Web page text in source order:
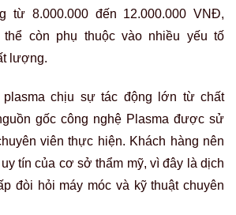
từ 8.000.000 đến 12.000.000 VNĐ,
còn phụ thuộc vào nhiều yếu tố
lượng.
chịu sự tác động lớn từ chất
gốc công nghệ Plasma được sử
viên thực hiện. Khách hàng nên
tín của cơ sở thẩm mỹ, vì đây là dịch
đòi hỏi máy móc và kỹ thuật chuyên